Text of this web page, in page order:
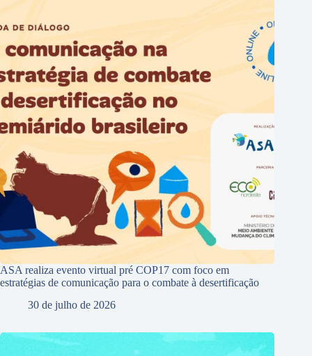
ASA realiza evento virtual pré COP17 com foco em
estratégias de comunicação para o combate à desertificação
30 de julho de 2026